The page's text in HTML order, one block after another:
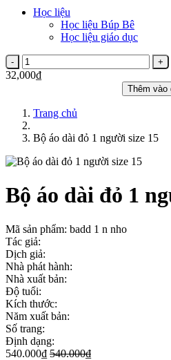
Học liệu
Học liệu Búp Bê
Học liệu giáo dục
32,000₫
Thêm vào
Trang chủ
Bộ áo dài đỏ 1 người size 15
Bộ áo dài đỏ 1
Mã sản phẩm: badd 1 n nho
Tác giả:
Dịch giả:
Nhà phát hành:
Nhà xuất bản:
Độ tuổi:
Kích thước:
Năm xuất bản:
Số trang:
Định dạng:
540.000₫ 540.000₫